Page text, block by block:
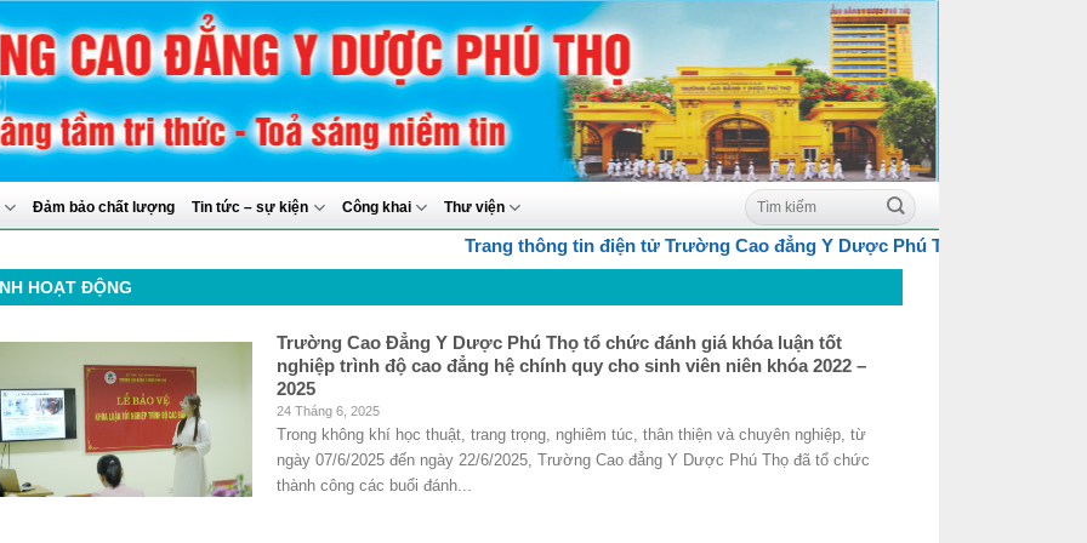
Đảm bảo chất lượng Tin tức – sự kiện Công khai Thư viện
Trang thông tin điện tử Trường Cao đẳng Y Dược Phú Thọ
HOẠT ĐỘNG
Trường Cao Đẳng Y Dược Phú Thọ tổ chức đánh giá khóa luận tốt
nghiệp trình độ cao đẳng hệ chính quy cho sinh viên niên khóa 2022 –
2025
24 Tháng 6, 2025
Trong không khí học thuật, trang trọng, nghiêm túc, thân thiện và chuyên nghiệp, từ
ngày 07/6/2025 đến ngày 22/6/2025, Trường Cao đẳng Y Dược Phú Thọ đã tổ chức
thành công các buổi đánh...